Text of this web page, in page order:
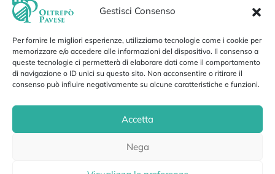
Gestisci Consenso
Per fornire le migliori esperienze, utilizziamo tecnologie come i cookie per
memorizzare e/o accedere alle informazioni del dispositivo. Il consenso a
queste tecnologie ci permetterà di elaborare dati come il comportamento
di navigazione o ID unici su questo sito. Non acconsentire o ritirare il
consenso può influire negativamente su alcune caratteristiche e funzioni.
Accetta
Nega
Newsletter
Iscriviti alla nostra Newsletter per rimanere aggiornato.